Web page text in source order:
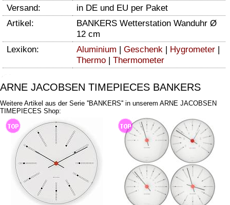
Versand:
in DE und EU per Paket
Artikel:
BANKERS Wetterstation Wanduhr Ø
12 cm
Lexikon:
Aluminium Geschenk Hygrometer
Thermo
Thermometer
ARNE JACOBSEN TIMEPIECES BANKERS
Weitere Artikel aus der Serie ''BANKERS'' in unserem ARNE JACOBSEN
TIMEPIECES Shop: